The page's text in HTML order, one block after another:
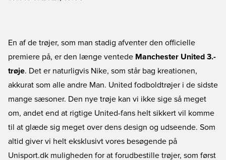
En af de trøjer, som man stadig afventer den officielle
premiere på, er den længe ventede Manchester United 3.-
trøje. Det er naturligvis Nike, som står bag kreationen,
akkurat som alle andre Man. United fodboldtrøjer i de sidste
mange sæsoner. Den nye trøje kan vi ikke sige så meget
om, andet end at rigtige United-fans helt sikkert vil komme
til at glæde sig meget over dens design og udseende. Som
altid giver vi helt eksklusivt vores besøgende på
Unisport.dk muligheden for at forudbestille trøjer, som først